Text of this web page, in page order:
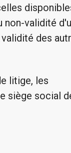
non-validité
des
litige, les
siège social